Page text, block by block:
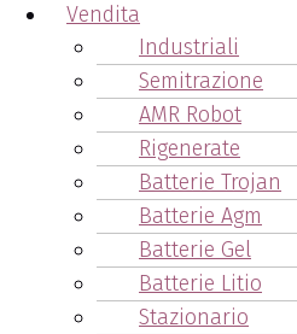
Vendita
Industriali
Semitrazione
AMR Robot
Rigenerate
Batterie Trojan
Batterie Agm
Batterie Gel
Batterie Litio
Stazionario
Chiama per batterie
051.6271878
Come acquistare
Acquistarebatterie
Puoi visitare il sito
Oppure puoi anche
per il tuo mezzo